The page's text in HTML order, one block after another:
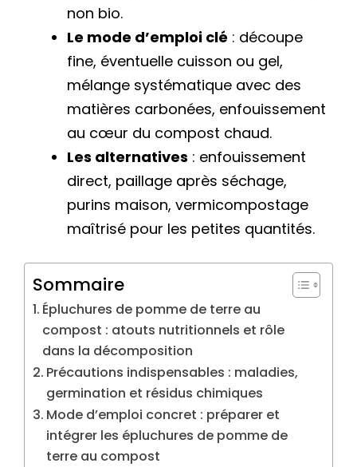
non bio.
Le mode d’emploi clé : découpe
fine, éventuelle cuisson ou gel,
mélange systématique avec des
matières carbonées, enfouissement
au cœur du compost chaud.
Les alternatives : enfouissement
direct, paillage après séchage,
purins maison, vermicompostage
maîtrisé pour les petites quantités.
Sommaire
Épluchures de pomme de terre au
compost : atouts nutritionnels et rôle
dans la décomposition
Précautions indispensables : maladies,
germination et résidus chimiques
Mode d’emploi concret : préparer et
intégrer les épluchures de pomme de
terre au compost